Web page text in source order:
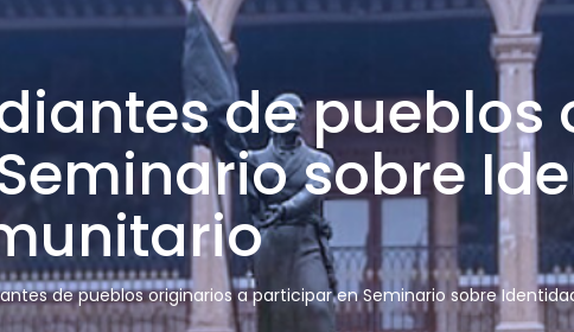
de pueblos
sobre
de pueblos originarios a participar en Seminario sobre